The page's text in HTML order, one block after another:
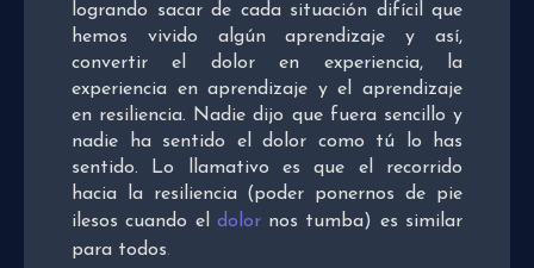
logrando sacar de cada situación difícil que
hemos vivido algún aprendizaje y así,
convertir el dolor en experiencia, la
experiencia en aprendizaje y el aprendizaje
en resiliencia. Nadie dijo que fuera sencillo y
nadie ha sentido el dolor como tú lo has
sentido. Lo llamativo es que el recorrido
hacia la resiliencia (poder ponernos de pie
ilesos cuando el dolornos tumba) es similar
para todos.